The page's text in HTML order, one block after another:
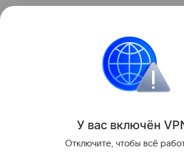
У вас включён VP
Отключите, чтобы всё